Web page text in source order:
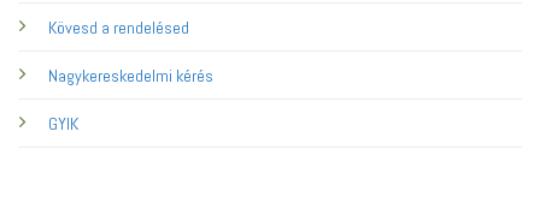
Kövesd a rendelésed
Nagykereskedelmi kérés
GYIK